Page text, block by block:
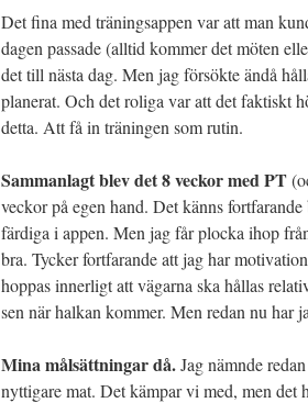
Det fina med träningsappen var att man
dagen passade (alltid kommer det möten
det till nästa dag. Men jag försökte ändå
planerat. Och det roliga var att det faktiskt
detta. Att få in träningen som rutin.
Sammanlagt blev det 8 veckor med PT
veckor på egen hand. Det känns
färdiga i appen. Men jag får plocka ihop
bra. Tycker fortfarande att jag har
hoppas innerligt att vägarna ska hållas
sen när halkan kommer. Men redan nu har
Mina målsättningar då.Jag nämnde
nyttigare mat. Det kämpar vi med, men det